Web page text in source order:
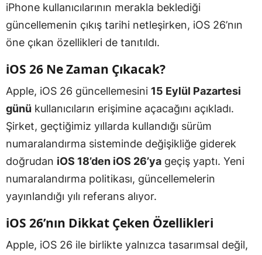
iPhone kullanıcılarının merakla beklediği
güncellemenin çıkış tarihi netleşirken, iOS 26’nın
öne çıkan özellikleri de tanıtıldı.
iOS 26 Ne Zaman Çıkacak?
Apple, iOS 26 güncellemesini 15 Eylül Pazartesi
günü kullanıcıların erişimine açacağını açıkladı.
Şirket, geçtiğimiz yıllarda kullandığı sürüm
numaralandırma sisteminde değişikliğe giderek
doğrudan iOS 18’den iOS 26’ya geçiş yaptı. Yeni
numaralandırma politikası, güncellemelerin
yayınlandığı yılı referans alıyor.
iOS 26’nın Dikkat Çeken Özellikleri
Apple, iOS 26 ile birlikte yalnızca tasarımsal değil,